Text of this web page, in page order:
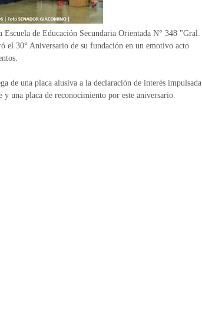
Escuela de Educación Secundaria Orientada N° 348 "Gral.
el 30° Aniversario de su fundación en un emotivo acto
de una placa alusiva a la declaración de interés impulsada
y una placa de reconocimiento por este aniversario.